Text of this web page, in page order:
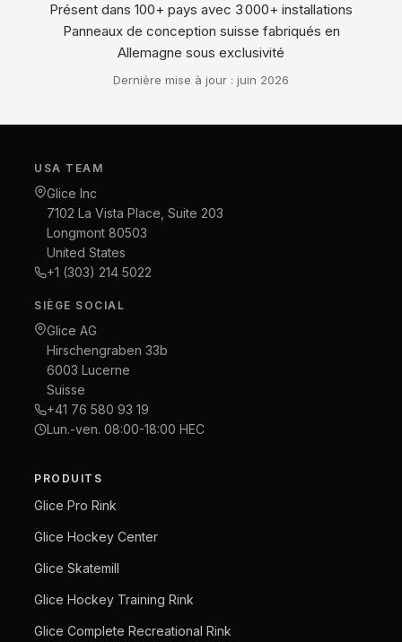
Présent dans 100+ pays avec 3 000+ installations
Panneaux de conception suisse fabriqués en
Allemagne sous exclusivité
Dernière mise à jour : juin 2026
USA TEAM
Glice Inc
7102 La Vista Place, Suite 203
Longmont 80503
United States
+1 (303) 214 5022
SIÈGE SOCIAL
Glice AG
Hirschengraben 33b
6003 Lucerne
Suisse
+41 76 580 93 19
Lun.-ven. 08:00-18:00 HEC
PRODUITS
Glice Pro Rink
Glice Hockey Center
Glice Skatemill
Glice Hockey Training Rink
Glice Complete Recreational Rink